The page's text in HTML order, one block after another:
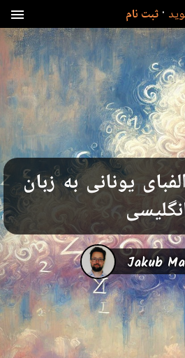
menu ·ثبت نام
یونانی به زبان
Jakub